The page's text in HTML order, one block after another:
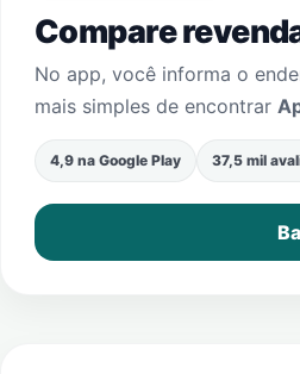
Compare
No app, você informa o
mais simples de encontrar
4,9 na Google Play 37,5 mil